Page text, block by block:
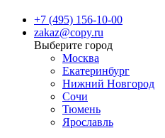
+7 (495) 156-10-00
zakaz@copy.ru
Москва
Екатеринбург
Нижний Новгород
Сочи
Тюмень
Ярославль